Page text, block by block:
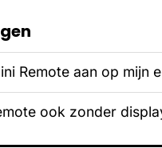
Remote aan op mijn
ook zonder